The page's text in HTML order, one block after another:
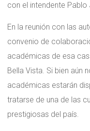
con el intendente Pablo
En la reunión con las
convenio de
académicas de esa
Bella Vista. Si bien aún
académicas estarán
tratarse de una de las
prestigiosas del país.